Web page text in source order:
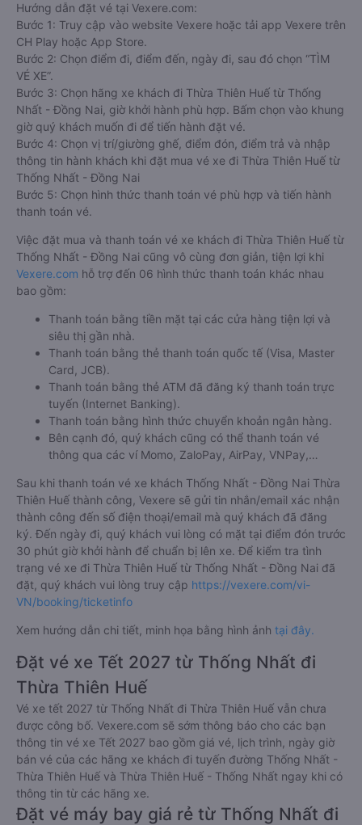
Hướng dẫn đặt vé tại Vexere.com:
Bước 1: Truy cập vào website Vexere hoặc tải app Vexere trên
CH Play hoặc App Store.
Bước 2: Chọn điểm đi, điểm đến, ngày đi, sau đó chọn “TÌM
VÉ XE”.
Bước 3: Chọn hãng xe khách đi Thừa Thiên Huế từ Thống
Nhất - Đồng Nai, giờ khởi hành phù hợp. Bấm chọn vào khung
giờ quý khách muốn đi để tiến hành đặt vé.
Bước 4: Chọn vị trí/giường ghế, điểm đón, điểm trả và nhập
thông tin hành khách khi đặt mua vé xe đi Thừa Thiên Huế từ
Thống Nhất - Đồng Nai
Bước 5: Chọn hình thức thanh toán vé phù hợp và tiến hành
thanh toán vé.
Việc đặt mua và thanh toán vé xe khách đi Thừa Thiên Huế từ
Thống Nhất - Đồng Nai cũng vô cùng đơn giản, tiện lợi khi
Vexere.com hỗ trợ đến 06 hình thức thanh toán khác nhau
bao gồm:
Thanh toán bằng tiền mặt tại các cửa hàng tiện lợi và
siêu thị gần nhà.
Thanh toán bằng thẻ thanh toán quốc tế (Visa, Master
Card, JCB).
Thanh toán bằng thẻ ATM đã đăng ký thanh toán trực
tuyến (Internet Banking).
Thanh toán bằng hình thức chuyển khoản ngân hàng.
Bên cạnh đó, quý khách cũng có thể thanh toán vé
thông qua các ví Momo, ZaloPay, AirPay, VNPay,…
Sau khi thanh toán vé xe khách Thống Nhất - Đồng Nai Thừa
Thiên Huế thành công, Vexere sẽ gửi tin nhắn/email xác nhận
thành công đến số điện thoại/email mà quý khách đã đăng
ký. Đến ngày đi, quý khách vui lòng có mặt tại điểm đón trước
30 phút giờ khởi hành để chuẩn bị lên xe. Để kiểm tra tình
trạng vé xe đi Thừa Thiên Huế từ Thống Nhất - Đồng Nai đã
đặt, quý khách vui lòng truy cập https://vexere.com/vi-
VN/booking/ticketinfo
Xem hướng dẫn chi tiết, minh họa bằng hình ảnh tại đây.
Đặt vé xe Tết 2027 từ Thống Nhất đi
Thừa Thiên Huế
Vé xe tết 2027 từ Thống Nhất đi Thừa Thiên Huế vẫn chưa
được công bố. Vexere.com sẽ sớm thông báo cho các bạn
thông tin vé xe Tết 2027 bao gồm giá vé, lịch trình, ngày giờ
bán vé của các hãng xe khách đi tuyến đường Thống Nhất -
Thừa Thiên Huế và Thừa Thiên Huế - Thống Nhất ngay khi có
thông tin từ các hãng xe.
Đặt vé máy bay giá rẻ từ Thống Nhất đi